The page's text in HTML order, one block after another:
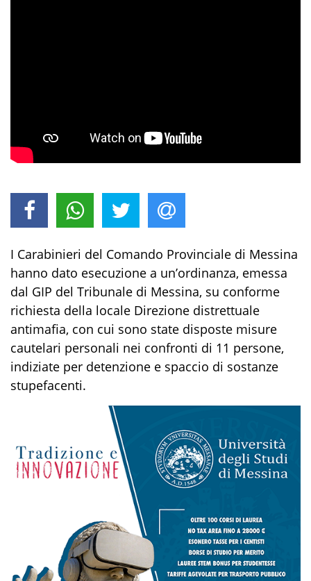
I Carabinieri del Comando Provinciale di Messina
hanno dato esecuzione a un’ordinanza, emessa
dal GIP del Tribunale di Messina, su conforme
richiesta della locale Direzione distrettuale
antimafia, con cui sono state disposte misure
cautelari personali nei confronti di 11 persone,
indiziate per detenzione e spaccio di sostanze
stupefacenti.